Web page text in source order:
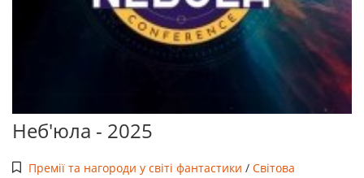
Неб'юла - 2025
Премії та нагороди у світі фантастики / Світова